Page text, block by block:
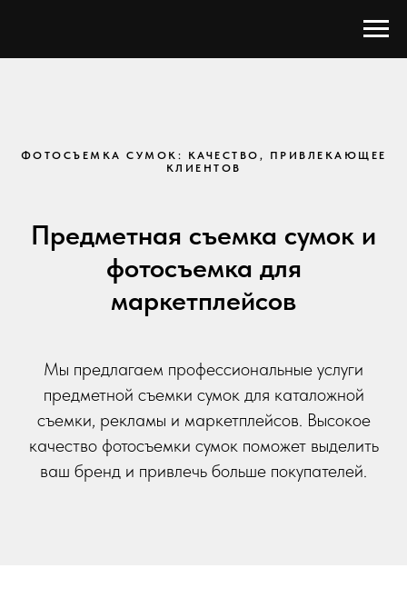
ФОТОСЪЕМКА СУМОК: КАЧЕСТВО, ПРИВЛЕКАЮЩЕЕ
КЛИЕНТОВ
Предметная съемка сумок и
фотосъемка для
маркетплейсов
Мы предлагаем профессиональные услуги
предметной съемки сумок для каталожной
съемки, рекламы и маркетплейсов. Высокое
качество фотосъемки сумок поможет выделить
ваш бренд и привлечь больше покупателей.